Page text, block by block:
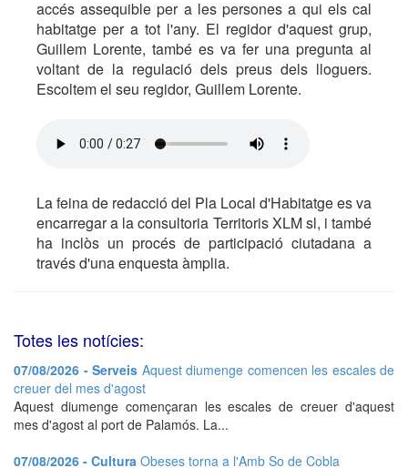
accés assequible per a les persones a qui els cal
habitatge per a tot l'any. El regidor d'aquest grup,
Guillem Lorente, també es va fer una pregunta al
voltant de la regulació dels preus dels lloguers.
Escoltem el seu regidor, Guillem Lorente.
La feina de redacció del Pla Local d'Habitatge es va
encarregar a la consultoria Territoris XLM sl, i també
ha inclòs un procés de participació ciutadana a
través d'una enquesta àmplia.
Totes les notícies:
07/08/2026 - Serveis Aquest diumenge comencen les escales de
creuer del mes d'agost
Aquest diumenge començaran les escales de creuer d'aquest
mes d'agost al port de Palamós. La...
07/08/2026 - Cultura Obeses torna a l'Amb So de Cobla